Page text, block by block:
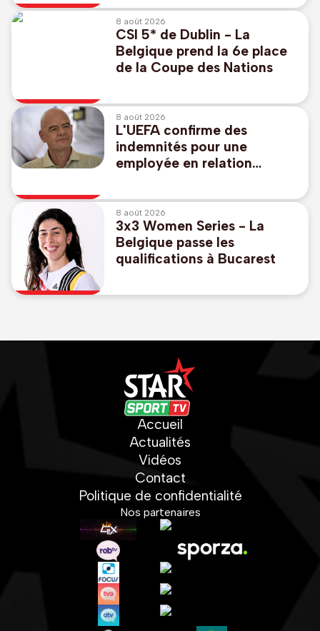
8 août 2026
CSI 5* de Dublin - La
Belgique prend la 6e place
de la Coupe des Nations
8 août 2026
L'UEFA confirme des
indemnités pour une
employée en relation
8 août 2026
3x3 Women Series - La
Belgique passe les
qualifications à Bucarest
Accueil
Actualités
Vidéos
Contact
Politique de confidentialité
Nos partenaires